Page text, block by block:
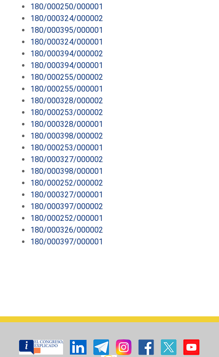
180/000250/000001
180/000324/000002
180/000395/000001
180/000324/000001
180/000394/000002
180/000394/000001
180/000255/000002
180/000255/000001
180/000328/000002
180/000253/000002
180/000328/000001
180/000398/000002
180/000253/000001
180/000327/000002
180/000398/000001
180/000252/000002
180/000327/000001
180/000397/000002
180/000252/000001
180/000326/000002
180/000397/000001